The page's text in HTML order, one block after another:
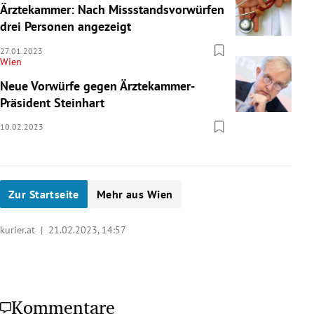
Ärztekammer: Nach Missstandsvorwürfen
drei Personen angezeigt
27.01.2023
Wien
Neue Vorwürfe gegen Ärztekammer-
Präsident Steinhart
10.02.2023
Zur Startseite Mehr aus Wien
kurier.at | 21.02.2023, 14:57
Kommentare